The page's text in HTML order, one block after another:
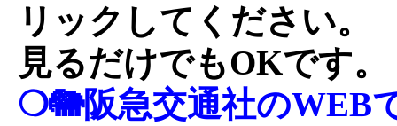
リックしてください。
見るだけでもOKです
❍🐘阪急交通社のWEB